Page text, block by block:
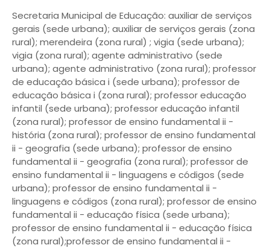
Secretaria Municipal de Educação: auxiliar de serviços
gerais (sede urbana); auxiliar de serviços gerais (zona
rural); merendeira (zona rural) ; vigia (sede urbana);
vigia (zona rural); agente administrativo (sede
urbana); agente administrativo (zona rural); professor
de educação básica i (sede urbana); professor de
educação básica i (zona rural); professor educação
infantil (sede urbana); professor educação infantil
(zona rural); professor de ensino fundamental ii -
história (zona rural); professor de ensino fundamental
ii - geografia (sede urbana); professor de ensino
fundamental ii - geografia (zona rural); professor de
ensino fundamental ii - linguagens e códigos (sede
urbana); professor de ensino fundamental ii -
linguagens e códigos (zona rural); professor de ensino
fundamental ii - educação física (sede urbana);
professor de ensino fundamental ii - educação física
(zona rural);professor de ensino fundamental ii -